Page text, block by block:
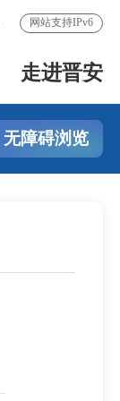
网站支持IPv6
走进晋安
无障碍浏览